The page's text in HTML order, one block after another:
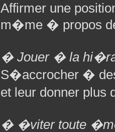
Affirmer une
m�me � propos
� Jouer � la
S�accrocher �
et leur donner
� �viter toute